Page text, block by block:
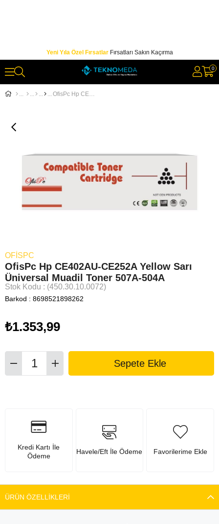
Yeni Yıla Özel FırsatlarFırsatları Sakın Kaçırma
0
OfisPc Hp CE402AU-CE252A Yellow Sarı Üniversal Muadil Toner 507A-504A
OFİSPC
OfisPc Hp CE402AU-CE252A Yellow Sarı
Üniversal Muadil Toner 507A-504A
Stok Kodu (450.30.10.0072)
Barkod : 8698521898262
₺1.353,99
Kredi Kartı İle
Ödeme
Havele/Eft İle Ödeme Favorilerime Ekle
ÜRÜN ÖZELLIKLERI